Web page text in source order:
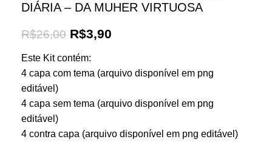
DIÁRIA – DA MUHER VIRTUOSA
R$26,00 R$3,90
Este Kit contém:
4 capa com tema (arquivo disponível em png
editável)
4 capa sem tema (arquivo disponível em png
editável)
4 contra capa (arquivo disponível em png editável)